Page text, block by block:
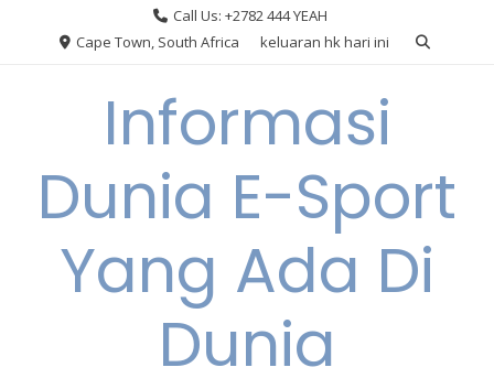
Call Us: +2782 444 YEAH
Cape Town, South Africa
keluaran hk hari ini
Informasi
Dunia E-Sport
Yang Ada Di
Dunia